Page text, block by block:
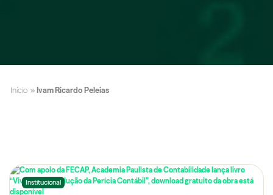
Início » Ivam Ricardo Peleias
Institucional